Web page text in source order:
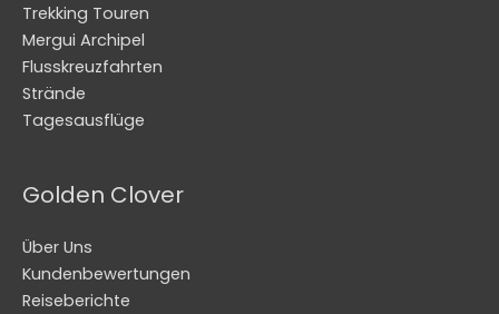
Trekking Touren
Mergui Archipel
Flusskreuzfahrten
Strände
Tagesausflüge
Golden Clover
Über Uns
Kundenbewertungen
Reiseberichte